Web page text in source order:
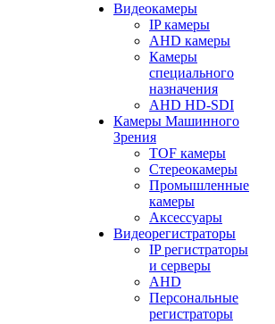
Видеокамеры
IP камеры
AHD камеры
Камеры
специального
назначения
AHD HD-SDI
Камеры Машинного
Зрения
TOF камеры
Стереокамеры
Промышленные
камеры
Аксессуары
Видеорегистраторы
IP регистраторы
и серверы
AHD
Персональные
регистраторы